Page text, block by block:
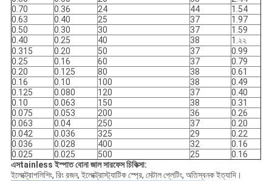
0.70
0.36 24 44
1.54
0.63
0.40 25 37
1.97
0.50
0.30 30 37
1.59
0.40
0.25 40 38
1.২২
0.315
0.20 50 37
0.99
0.25
0.16 60 37
0.79
0.20
0.125 80 38
0.61
0.16
0.10 100 38
0.49
0.125
0.080 120 37
0.40
0.10
0.063 150 38
0.31
0.075
0.053 200 36
0.26
0.063
0.04 250 37
0.20
0.042
0.036 325 29
0.22
0.036
0.028 400 32
0.16
0.025
0.025 500 25
0.16
এসtainless ইস্পাত বোনা জাল সারফেস চিকিত্সা:
ইলেক্ট্রোপলিশিং, রিং রজন, ইলেক্ট্রোস্ট্যাটিক স্প্রে, মেটাল প্লেটিং, অতিস্বনক ইত্যাদি।